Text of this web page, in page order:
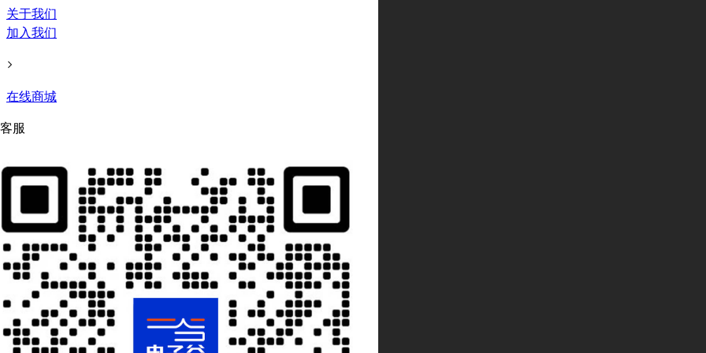
关于我们
加入我们
在线商城
服